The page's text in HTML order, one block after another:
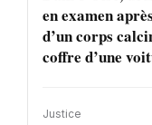
en examen
d’un corps
coffre d’une
Justice